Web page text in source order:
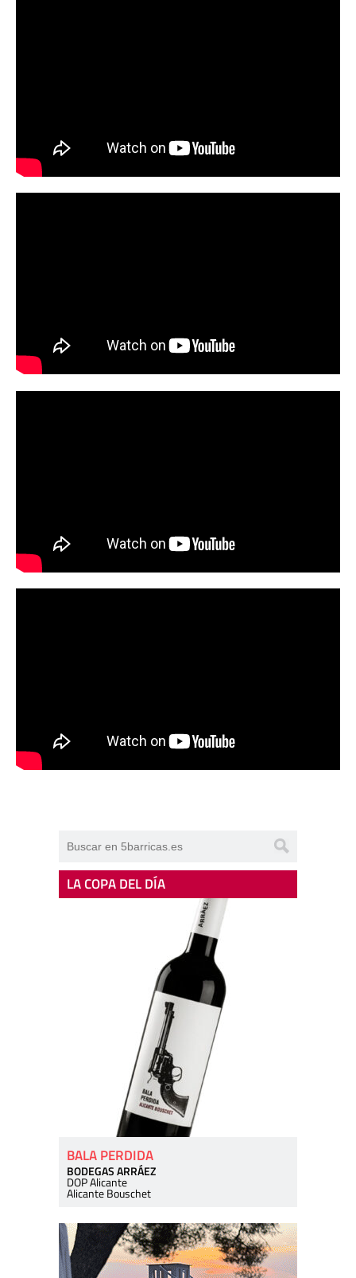
LA COPA DEL DÍA
BALA PERDIDA
BODEGAS ARRÁEZ
DOP Alicante
Alicante Bouschet